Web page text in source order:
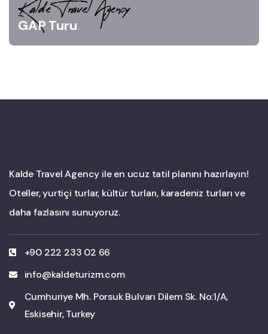
Kalde Travel Agency
GAP Turu
Kalde Travel Agency ile en ucuz tatil planını hazırlayın!
Oteller, yurtiçi turlar, kültür turları, karadeniz turları ve
daha fazlasını sunuyoruz.
+90 222 233 02 66
info@kaldeturizm.com
Cumhuriye Mh. Porsuk Bulvarı Dilem Sk. No:1/A,
Eskisehir, Turkey